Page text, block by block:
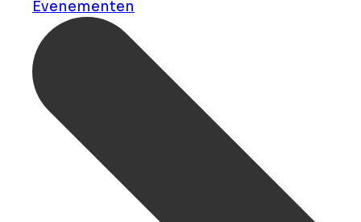
Evenementen